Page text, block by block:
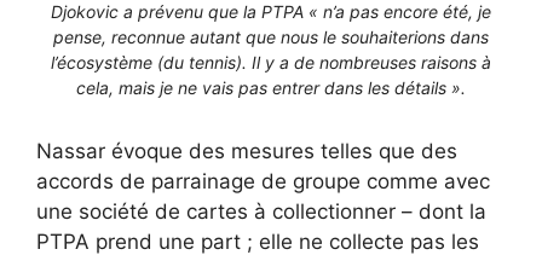
Djokovic a prévenu que la PTPA « n’a pas encore été, je
pense, reconnue autant que nous le souhaiterions dans
l’écosystème (du tennis). Il y a de nombreuses raisons à
cela, mais je ne vais pas entrer dans les détails ».
Nassar évoque des mesures telles que des
accords de parrainage de groupe comme avec
une société de cartes à collectionner – dont la
PTPA prend une part ; elle ne collecte pas les